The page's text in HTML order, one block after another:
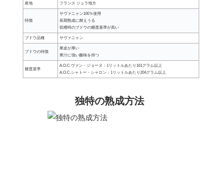
産地 フランス ジュラ地方
特徴
サヴァニャン100％使用
長期熟成に耐えうる
収穫時のブドウの糖度基準が高い
ブドウ品種 サヴァニャン
ブドウの特徴
果皮が厚い
果汁に強い酸味を持つ
糖度基準
A.O.C.ヴァン・ジョーヌ：1リットルあたり161グラム以上
A.O.C.シャトー・シャロン：1リットルあたり204グラム以上
独特の熟成方法